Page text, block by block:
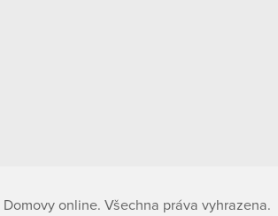
online. Všechna práva vyhrazena.